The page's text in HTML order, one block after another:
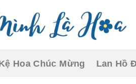
Hoa Chúc Mừng Lan Hồ